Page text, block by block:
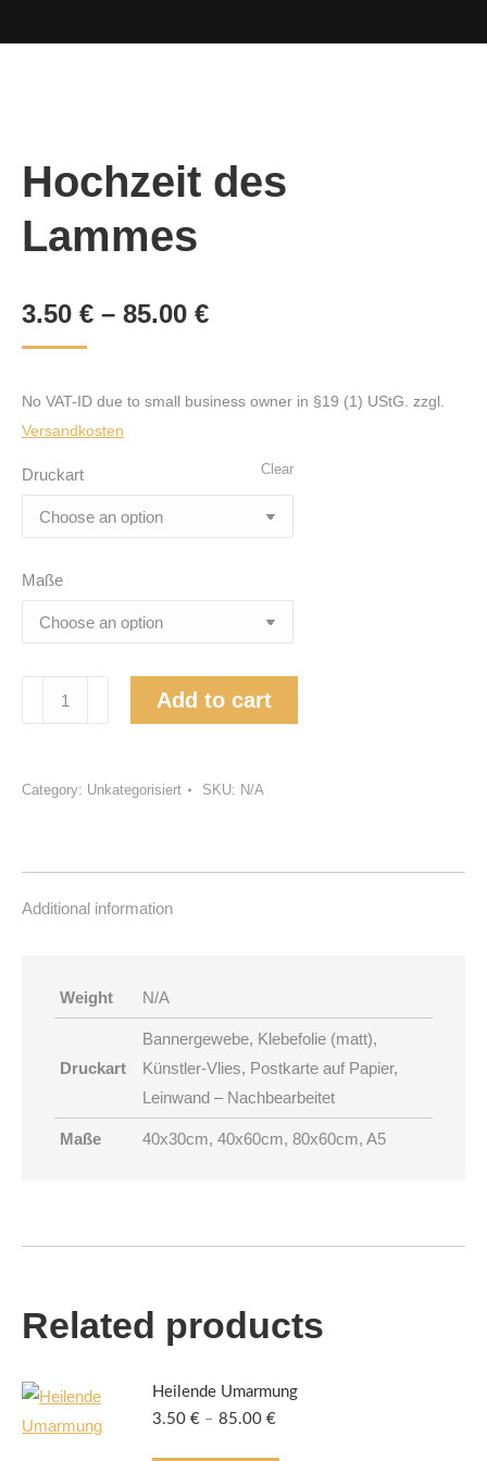
Hochzeit des
Lammes
3.50 € – 85.00 €
No VAT-ID due to small business owner in §19 (1) UStG. zzgl.
Versandkosten
Druckart
Maße
Clear
Add to cart
Category: Unkategorisiert SKU: N/A
Additional information
Weight N/A
Druckart
Bannergewebe, Klebefolie (matt),
Künstler-Vlies, Postkarte auf Papier,
Leinwand – Nachbearbeitet
Maße 40x30cm, 40x60cm, 80x60cm, A5
Related products
Heilende Umarmung
3.50 € – 85.00 €